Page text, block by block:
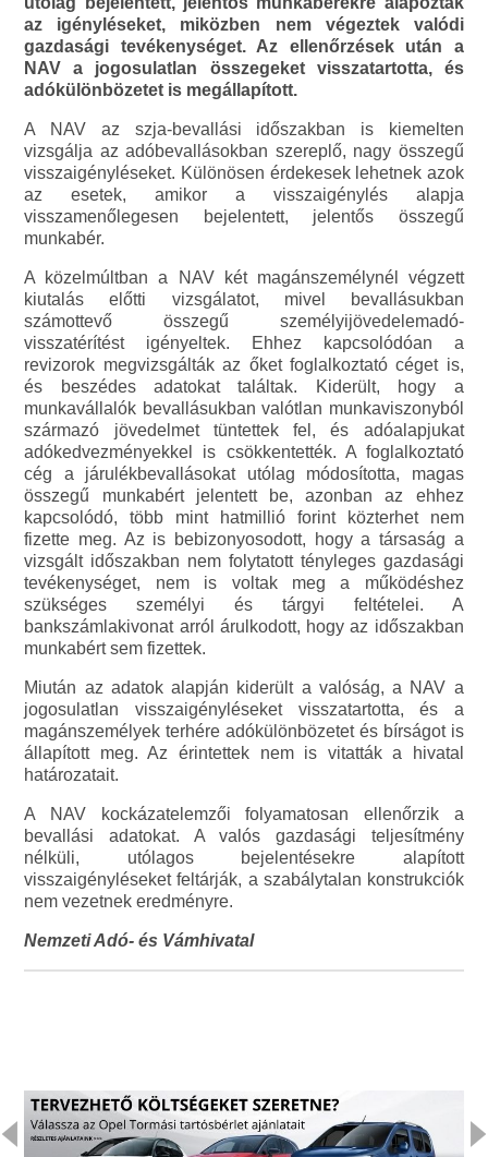
az igényléseket, miközben nem végeztek valódi
gazdasági tevékenységet. Az ellenőrzések után a
NAV a jogosulatlan összegeket visszatartotta, és
adókülönbözetet is megállapított.
A NAV az szja-bevallási időszakban is kiemelten
vizsgálja az adóbevallásokban szereplő, nagy összegű
visszaigényléseket. Különösen érdekesek lehetnek azok
az esetek, amikor a visszaigénylés alapja
visszamenőlegesen bejelentett, jelentős összegű
munkabér.
A közelmúltban a NAV két magánszemélynél végzett
kiutalás előtti vizsgálatot, mivel bevallásukban
számottevő összegű személyijövedelemadó-
visszatérítést igényeltek. Ehhez kapcsolódóan a
revizorok megvizsgálták az őket foglalkoztató céget is,
és beszédes adatokat találtak. Kiderült, hogy a
munkavállalók bevallásukban valótlan munkaviszonyból
származó jövedelmet tüntettek fel, és adóalapjukat
adókedvezményekkel is csökkentették. A foglalkoztató
cég a járulékbevallásokat utólag módosította, magas
összegű munkabért jelentett be, azonban az ehhez
kapcsolódó, több mint hatmillió forint közterhet nem
fizette meg. Az is bebizonyosodott, hogy a társaság a
vizsgált időszakban nem folytatott tényleges gazdasági
tevékenységet, nem is voltak meg a működéshez
szükséges személyi és tárgyi feltételei. A
bankszámlakivonat arról árulkodott, hogy az időszakban
munkabért sem fizettek.
Miután az adatok alapján kiderült a valóság, a NAV a
jogosulatlan visszaigényléseket visszatartotta, és a
magánszemélyek terhére adókülönbözetet és bírságot is
állapított meg. Az érintettek nem is vitatták a hivatal
határozatait.
A NAV kockázatelemzői folyamatosan ellenőrzik a
bevallási adatokat. A valós gazdasági teljesítmény
nélküli, utólagos bejelentésekre alapított
visszaigényléseket feltárják, a szabálytalan konstrukciók
nem vezetnek eredményre.
Nemzeti Adó- és Vámhivatal